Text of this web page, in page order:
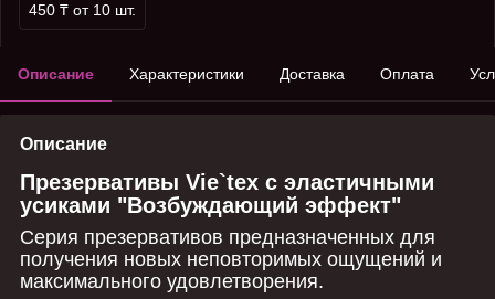
450 ₸ от 10 шт.
Описание Характеристики Доставка Оплата
Описание
Презервативы Vie`tex с эластичными
усиками "Возбуждающий эффект"
Серия презервативов предназначенных для
получения новых неповторимых ощущений и
максимального удовлетворения.